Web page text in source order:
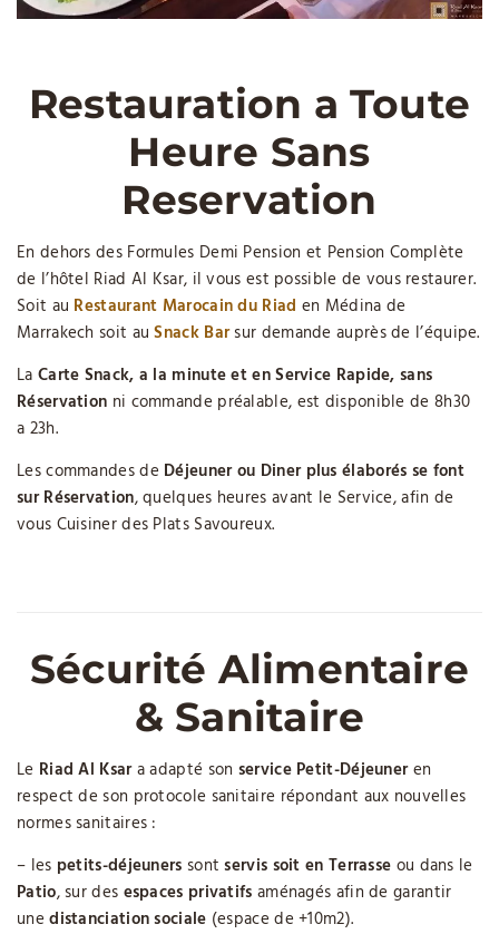
Restauration a Toute
Heure Sans
Reservation
En dehors des Formules Demi Pension et Pension Complète
de l’hôtel Riad Al Ksar, il vous est possible de vous restaurer.
Soit au Restaurant Marocain du Riad en Médina de
Marrakech soit auSnack Barsur demande auprès de l’équipe.
La Carte Snack, a la minute et en Service Rapide, sans
Réservation ni commande préalable, est disponible de 8h30
a 23h.
Les commandes de Déjeuner ou Diner plus élaborés se font
sur Réservation, quelques heures avant le Service, afin de
vous Cuisiner des Plats Savoureux.
Sécurité Alimentaire
& Sanitaire
Le Riad Al Ksara adapté son service Petit-Déjeuneren
respect de son protocole sanitaire répondant aux nouvelles
normes sanitaires :
– les petits-déjeuners sontservis soit en Terrasse ou dans le
Patio, sur des espaces privatifs aménagés afin de garantir
unedistanciation sociale (espace de +10m2).